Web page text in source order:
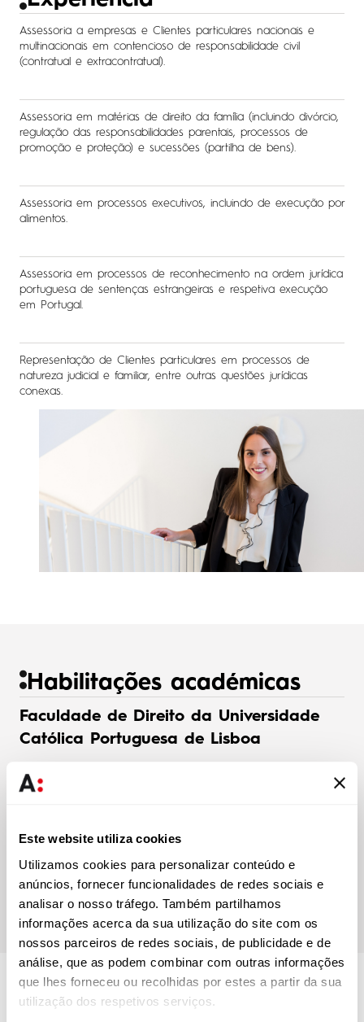
Este website utiliza cookies
Utilizamos cookies para personalizar conteúdo e
anúncios, fornecer funcionalidades de redes sociais e
analisar o nosso tráfego. Também partilhamos
informações acerca da sua utilização do site com os
nossos parceiros de redes sociais, de publicidade e de
análise, que as podem combinar com outras informações
que lhes forneceu ou recolhidas por estes a partir da sua
utilização dos respetivos serviços.
Assessoria a empresas e Clientes particulares nacionais e
multinacionais em contencioso de responsabilidade civil
(contratual e extracontratual).
Assessoria em matérias de direito da família (incluindo divórcio,
regulação das responsabilidades parentais, processos de
promoção e proteção) e sucessões (partilha de bens).
Assessoria em processos executivos, incluindo de execução por
alimentos.
Assessoria em processos de reconhecimento na ordem jurídica
portuguesa de sentenças estrangeiras e respetiva execução
em Portugal.
Representação de Clientes particulares em processos de
natureza judicial e familiar, entre outras questões jurídicas
conexas.
Habilitações académicas
Faculdade de Direito da Universidade
Católica Portuguesa de Lisboa
Faculdade de Direito da Universidade
Católica Portuguesa de Lisboa
Mestrado Forense (2023)
Associações